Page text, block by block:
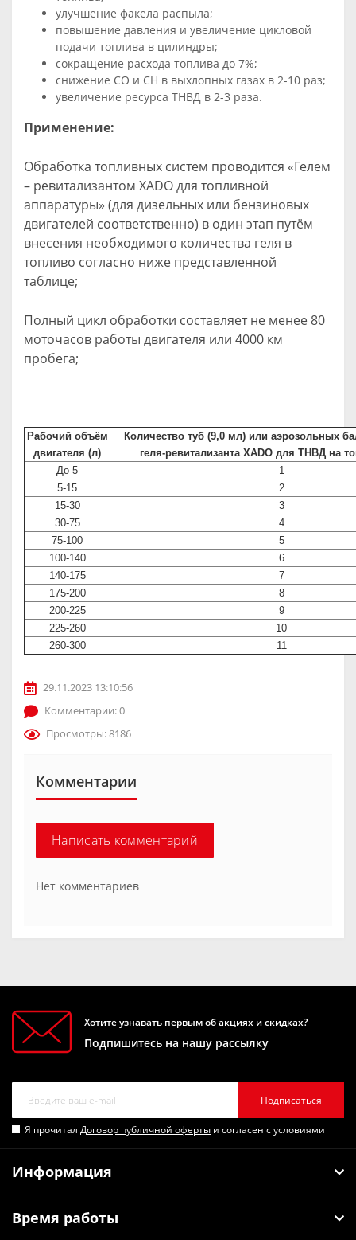
улучшение факела распыла;
повышение давления и увеличение цикловой
подачи топлива в цилиндры;
сокращение расхода топлива до 7%;
снижение СО и СН в выхлопных газах в 2-10 раз;
увеличение ресурса ТНВД в 2-3 раза.
Применение:
Обработка топливных систем проводится «Гелем
– ревитализантом ХАDО для топливной
аппаратуры» (для дизельных или бензиновых
двигателей соответственно) в один этап путём
внесения необходимого количества геля в
топливо согласно ниже представленной
таблице;
Полный цикл обработки составляет не менее 80
моточасов работы двигателя или 4000 км
пробега;
Рабочий объём
двигателя (л)
Количество туб (9,0 мл) или аэрозольных
геля-ревитализанта ХАDО для ТНВД на
До 5
1
5-15
2
15-30
3
30-75
4
75-100
5
100-140
6
140-175
7
175-200
8
200-225
9
225-260
10
260-300
11
29.11.2023 13:10:56
Комментарии: 0
Просмотры: 8186
Комментарии
Написать комментарий
Нет комментариев
Хотите узнавать первым об акциях и скидках?
Подпишитесь на нашу рассылку
Подписаться
Я прочитал Договор публичной оферты и согласен с условиями
Информация
Время работы